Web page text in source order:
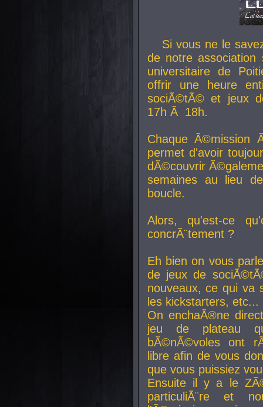
Si vous ne le
de notre
universitaire de
offrir une heure
sociÃ©tÃ© et jeux
17h Ã 18h.
Chaque Ã©mission
permet d'avoir
dÃ©couvrir
semaines au lieu
boucle.
Alors, qu'est-ce
concrÃ¨tement ?
Eh bien on vous
de jeux de
nouveaux, ce qui va
les kickstarters, etc...
On enchaÃ®ne
jeu de plateau
bÃ©nÃ©voles ont
libre afin de vous
que vous puissiez
Ensuite il y a le
particuliÃ¨re et